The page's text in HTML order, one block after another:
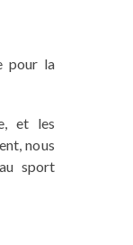
pour la
et les
nous
sport